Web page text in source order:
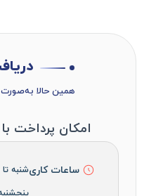
همین حالا
امکان پرداخت
ساعات کاریشنبه تا
پنجشنبه: ۹ صبح الی ۲ بعد